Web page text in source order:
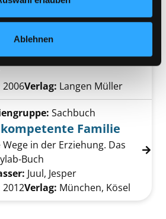
Ablehnen
Kids
kreative Kindererziehung
Schoeller, Philipp A.;May,
2006Verlag: Langen Müller
Details von Die kompetente
Sachbuch
Familie
Wege in der Erziehung. Das
Buch
Juul, Jesper
2012Verlag: München, Kösel